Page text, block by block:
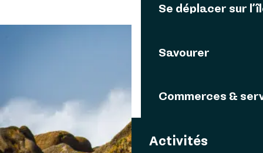
Se déplacer sur
Savourer
Commerces &
Activités
VOUS AIMEREZ AUSSI
D'autres thématiques
NATURE OUESSANTINE